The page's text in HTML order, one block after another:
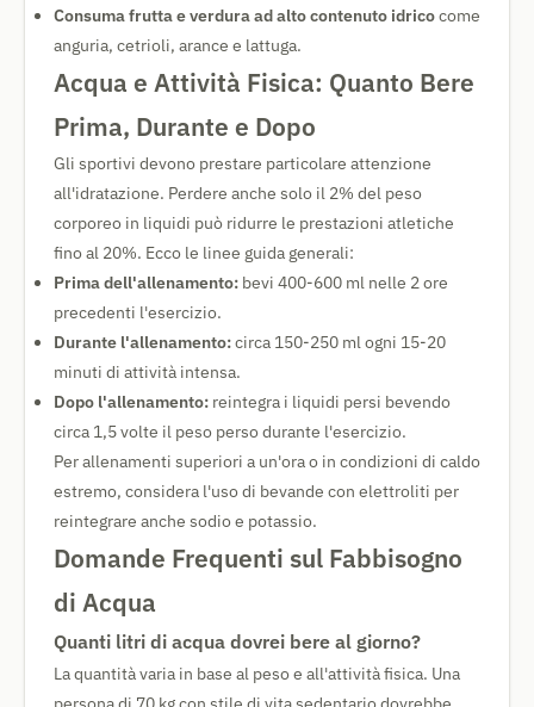
Consuma frutta e verdura ad alto contenuto idricocome
anguria, cetrioli, arance e lattuga.
Acqua e Attività Fisica: Quanto Bere
Prima, Durante e Dopo
Gli sportivi devono prestare particolare attenzione
all'idratazione. Perdere anche solo il 2% del peso
corporeo in liquidi può ridurre le prestazioni atletiche
fino al 20%. Ecco le linee guida generali:
Prima dell'allenamento: bevi 400-600 ml nelle 2 ore
precedenti l'esercizio.
Durante l'allenamento:circa 150-250 ml ogni 15-20
minuti di attività intensa.
Dopo l'allenamento: reintegra i liquidi persi bevendo
circa 1,5 volte il peso perso durante l'esercizio.
Per allenamenti superiori a un'ora o in condizioni di caldo
estremo, considera l'uso di bevande con elettroliti per
reintegrare anche sodio e potassio.
Domande Frequenti sul Fabbisogno
di Acqua
Quanti litri di acqua dovrei bere al giorno?
La quantità varia in base al peso e all'attività fisica. Una